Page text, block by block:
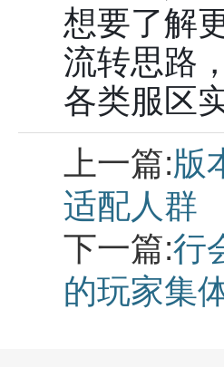
想要了解
流转思路
各类服区
上一篇:版
适配人群
下一篇:行
的玩家集